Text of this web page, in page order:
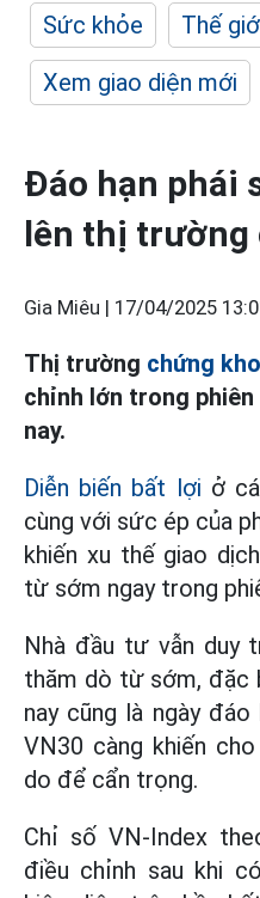
Sức khỏe
Thế
Xem giao diện mới
Đáo hạn phái
lên thị trường
Gia Miêu | 17/04/2025
Thị trường chứng
chỉnh lớn trong
nay.
Diễn biến bất lợi ở
cùng với sức ép của
khiến xu thế giao
từ sớm ngay trong
Nhà đầu tư vẫn duy
thăm dò từ sớm, đặc
nay cũng là ngày
VN30 càng khiến
do để cẩn trọng.
Chỉ số VN-Index
điều chỉnh sau khi